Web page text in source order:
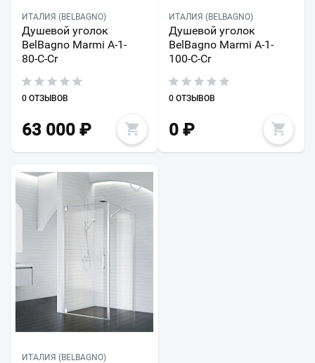
ИТАЛИЯ (BELBAGNO)
Душевой уголок
BelBagno Marmi A-1-
80-C-Cr
0 ОТЗЫВОВ
63 000 ₽
ИТАЛИЯ (BELBAGNO)
Душевой уголок
BelBagno Marmi A-1-
100-C-Cr
0 ОТЗЫВОВ
0₽
ИТАЛИЯ (BELBAGNO)